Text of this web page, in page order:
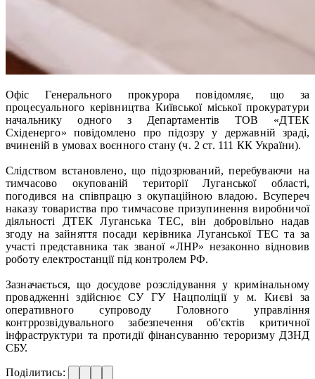
Офіс Генерального прокурора повідомляє, що за
процесуального керівництва Київської міської прокуратури
начальнику одного з Департаментів ТОВ «ДТЕК
Східенерго» повідомлено про підозру у державній зраді,
вчиненій в умовах воєнного стану (ч. 2 ст. 111 КК України).
Слідством встановлено, що підозрюваний, перебуваючи на
тимчасово окупованій території Луганської області,
погодився на співпрацю з окупаційною владою. Всупереч
наказу товариства про тимчасове призупинення виробничої
діяльності ДТЕК Луганська ТЕС, він добровільно надав
згоду на зайняття посади керівника Луганської ТЕС та за
участі представника так званої «ЛНР» незаконно відновив
роботу електростанції під контролем РФ.
Зазначається, що досудове розслідування у кримінальному
провадженні здійснює СУ ГУ Нацполіції у м. Києві за
оперативного супроводу Головного управління
контррозвідувального забезпечення об'єктів критичної
інфраструктури та протидії фінансуванню тероризму ДЗНД
СБУ.
Поділитись: